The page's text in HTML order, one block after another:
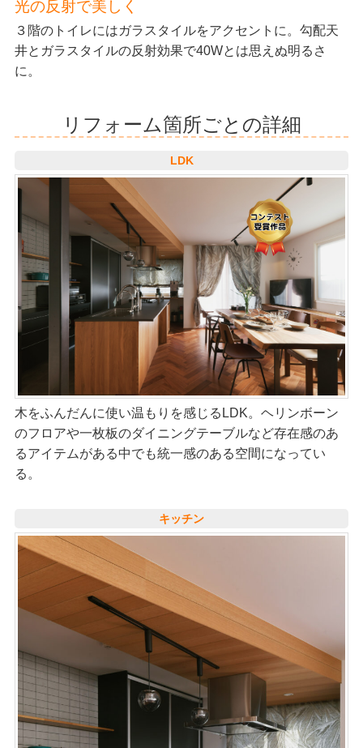
光の反射で美しく
３階のトイレにはガラスタイルをアクセントに。勾配天
井とガラスタイルの反射効果で40Wとは思えぬ明るさ
に。
リフォーム箇所ごとの詳細
LDK
木をふんだんに使い温もりを感じるLDK。ヘリンボーン
のフロアや一枚板のダイニングテーブルなど存在感のあ
るアイテムがある中でも統一感のある空間になってい
る。
キッチン